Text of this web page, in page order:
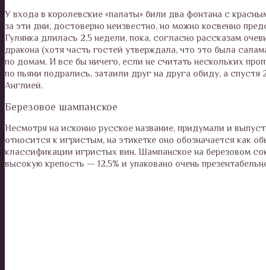
У входа в королевские «палаты» били два фонтана с
за эти дни, достоверно неизвестно, но можно косвенно
Гулянка длилась 2,5 недели, пока, согласно рассказам
дракона (хотя часть гостей утверждала, что это была
по домам. И все бы ничего, если не считать нескольких
по пьяни подрались, затаили друг на друга обиду, а
Англией.
Березовое шампанское
Несмотря на исконно русское название, придумали и
относится к игристым, на этикетке оно обозначается как
классификации игристых вин. Шампанское на березовом
высокую крепость — 12,5% и упаковано очень